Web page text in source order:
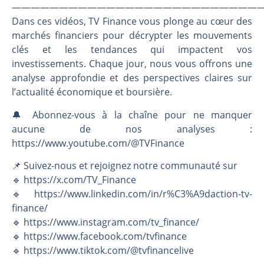
Dans ces vidéos, TV Finance vous plonge au cœur des
marchés financiers pour décrypter les mouvements
clés et les tendances qui impactent vos
investissements. Chaque jour, nous vous offrons une
analyse approfondie et des perspectives claires sur
l’actualité économique et boursière.
🔔 Abonnez-vous à la chaîne pour ne manquer
aucune de nos analyses :
https://www.youtube.com/@TVFinance
📌 Suivez-nous et rejoignez notre communauté sur
🔹 https://x.com/TV_Finance
🔹 https://www.linkedin.com/in/r%C3%A9daction-tv-
finance/
🔹 https://www.instagram.com/tv_finance/
🔹 https://www.facebook.com/tvfinance
🔹 https://www.tiktok.com/@tvfinancelive